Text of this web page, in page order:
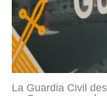
La Guardia Civil